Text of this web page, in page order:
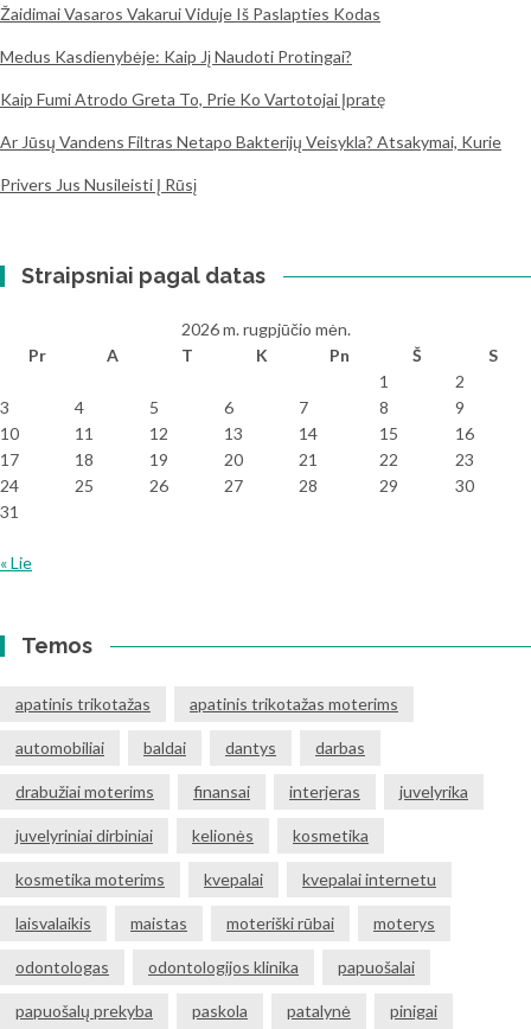
Žaidimai Vasaros Vakarui Viduje Iš Paslapties Kodas
Medus Kasdienybėje: Kaip Jį Naudoti Protingai?
Kaip Fumi Atrodo Greta To, Prie Ko Vartotojai Įpratę
Ar Jūsų Vandens Filtras Netapo Bakterijų Veisykla? Atsakymai, Kurie
Privers Jus Nusileisti Į Rūsį
Straipsniai pagal datas
2026 m. rugpjūčio mėn.
Pr
A T K Pn Š
S
1
2
3
4 5 6 7 8
9
10
11 12 13 14 15
16
17
18 19 20 21 22
23
24
25 26 27 28 29
30
31
« Lie
Temos
apatinis trikotažas apatinis trikotažas moterims
automobiliai baldai dantys darbas
drabužiai moterims finansai interjeras juvelyrika
juvelyriniai dirbiniai kelionės kosmetika
kosmetika moterims kvepalai kvepalai internetu
laisvalaikis maistas moteriški rūbai moterys
odontologas odontologijos klinika papuošalai
papuošalų prekyba paskola patalynė pinigai